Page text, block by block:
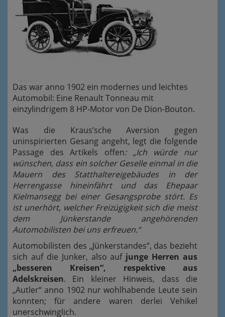
Das war anno 1902 ein modernes und leichtes
Automobil: Eine Renault Tonneau mit
einzylindrigem 8 HP-Motor von De Dion-Bouton.
Was die Kraus’sche Aversion gegen
uninspirierten Gesang angeht, legt die folgende
Passage des Artikels offen: „Ich würde nur
wünschen, dass ein solcher Geselle einmal in die
Mauern des Statthaltereigebäudes in der
Herrengasse hineinfährt und das Ehepaar
Kielmansegg bei einer Gesangsprobe stört. Es
ist unerhört, welcher Freizügigkeit sich die meist
dem Jünkerstande angehörenden
Automobilisten bei uns erfreuen.“
Automobilisten des „Jünkerstandes“, das bezieht
sich auf die Junker, also auf junge Herren aus
„besseren Kreisen“, respektive aus
Adelskreisen. Ein kleiner Hinweis, dass die
„Autler“ anno 1902 nur wohlhabende Leute sein
konnten; für andere waren derlei Vehikel
unerschwinglich.